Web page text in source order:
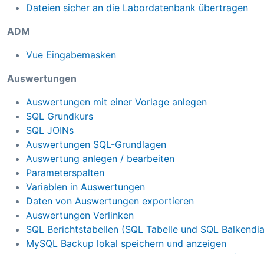
Dateien sicher an die Labordatenbank übertragen
ADM
Vue Eingabemasken
Auswertungen
Auswertungen mit einer Vorlage anlegen
SQL Grundkurs
SQL JOINs
Auswertungen SQL-Grundlagen
Auswertung anlegen / bearbeiten
Parameterspalten
Variablen in Auswertungen
Daten von Auswertungen exportieren
Auswertungen Verlinken
SQL Berichtstabellen (SQL Tabelle und SQL
MySQL Backup lokal speichern und anzeigen